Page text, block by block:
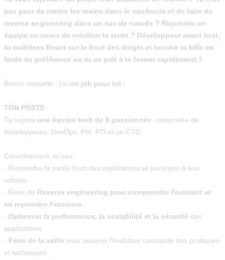
pas peur de mettre les mains dans le cambouis et de faire du
reverse engineering dans un sac de nœuds ? Rejoindre un
équipe en cours de création te tente ? Développeur avant tout,
tu maîtrises React sur le bout des doigts et touche ta bille en
Node de préférence ou tu es prêt à te former rapidement ?
Bonne nouvelle : j'ai un job pour toi !
TON POSTE
Tu rejoins une équipe tech de 6 passionnés, composée de
développeurs, DevOps, PM, PO et un CTO.
Concrètement, tu vas :
- Reprendre la partie front des applications et participer à leur
refonte
- Faire de Reverse engineering pour comprendre l'existant et
en reprendre l'essence
- Optimiser la performance, la scalabilité et la sécurité des
applications
- Faire de la veille pour assurer l'évolution constante des pratiques
et techniques